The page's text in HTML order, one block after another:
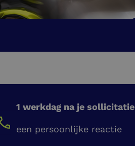
1 werkdag na je sollicitatie
een persoonlijke reactie